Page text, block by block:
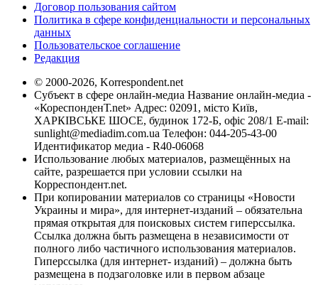
Договор пользования сайтом
Политика в сфере конфиденциальности и персональных
данных
Пользовательское соглашение
Редакция
© 2000-2026, Korrespondent.net
Субъект в сфере онлайн-медиа Название онлайн-медиа -
«КореспонденТ.net» Адрес: 02091, місто Київ,
ХАРКІВСЬКЕ ШОСЕ, будинок 172-Б, офіс 208/1 E-mail:
sunlight@mediadim.com.ua Телефон: 044-205-43-00
Идентификатор медиа - R40-06068
Использование любых материалов, размещённых на
сайте, разрешается при условии ссылки на
Корреспондент.net.
При копировании материалов со страницы «Новости
Украины и мира», для интернет-изданий – обязательна
прямая открытая для поисковых систем гиперссылка.
Ссылка должна быть размещена в независимости от
полного либо частичного использования материалов.
Гиперссылка (для интернет- изданий) – должна быть
размещена в подзаголовке или в первом абзаце